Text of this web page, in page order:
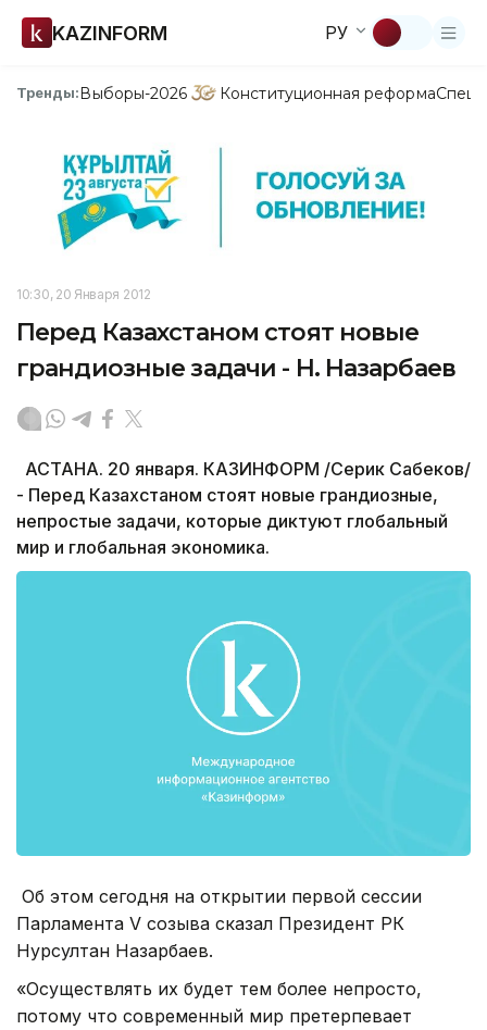
KAZINFORM РУ
Тренды:Выборы-2026 Конституционная реформа
10:30, 20 Января 2012
Перед Казахстаном стоят новые
грандиозные задачи - Н. Назарбаев
АСТАНА. 20 января. КАЗИНФОРМ /Серик Сабеков/
- Перед Казахстаном стоят новые грандиозные,
непростые задачи, которые диктуют глобальный
мир и глобальная экономика.
Об этом сегодня на открытии первой сессии
Парламента V созыва сказал Президент РК
Нурсултан Назарбаев.
«Осуществлять их будет тем более непросто,
потому что современный мир претерпевает